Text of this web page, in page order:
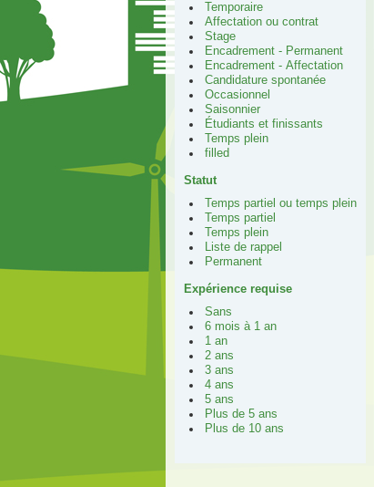
Temporaire
Affectation ou contrat
Stage
Encadrement - Permanent
Encadrement - Affectation
Candidature spontanée
Occasionnel
Saisonnier
Étudiants et finissants
Temps plein
filled
Statut
Temps partiel ou temps plein
Temps partiel
Temps plein
Liste de rappel
Permanent
Expérience requise
Sans
6 mois à 1 an
1 an
2 ans
3 ans
4 ans
5 ans
Plus de 5 ans
Plus de 10 ans